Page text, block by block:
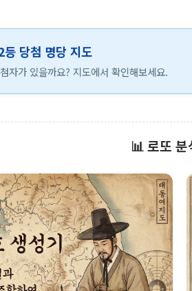
등 당첨 명당 지도
자가 있을까요? 지도에서 확인해보세요.
📊 로또 분